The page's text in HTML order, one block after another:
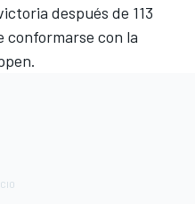
después de 113
conformarse con la